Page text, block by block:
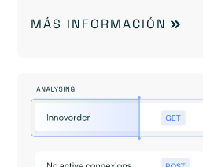
MÁS INFORMACIÓN